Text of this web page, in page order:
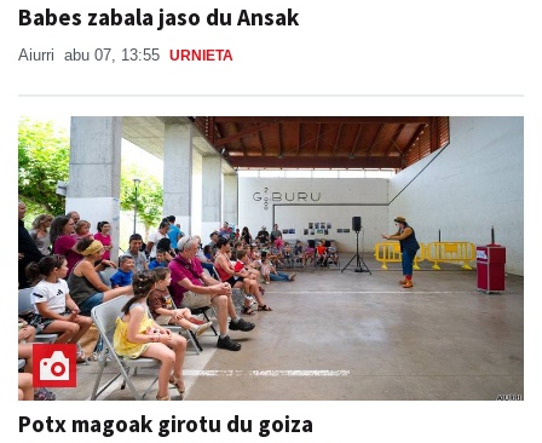
Babes zabala jaso du Ansak
Aiurri abu 07, 13:55 URNIETA
Potx magoak girotu du goiza